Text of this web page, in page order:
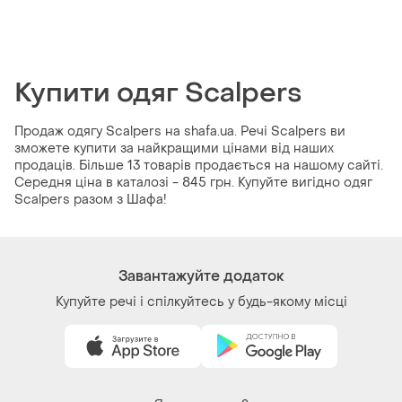
Купити одяг Scalpers
Продаж одягу Scalpers на shafa.ua. Речі Scalpers ви
зможете купити за найкращими цінами від наших
продаців. Більше 13 товарів продається на нашому сайті.
Середня ціна в каталозі - 845 грн. Купуйте вигідно одяг
Scalpers разом з Шафа!
Завантажуйте додаток
Купуйте речі і спілкуйтесь у будь-якому місці